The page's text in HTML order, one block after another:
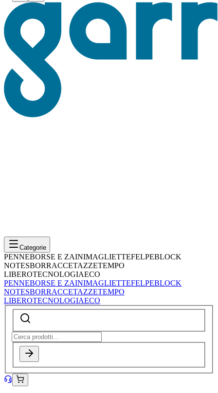
Categorie
PENNEBORSE E ZAINIMAGLIETTEFELPEBLOCK
NOTESBORRACCETAZZETEMPO
LIBEROTECNOLOGIAECO
PENNEBORSE E ZAINIMAGLIETTEFELPEBLOCK
NOTESBORRACCETAZZETEMPO
LIBEROTECNOLOGIAECO